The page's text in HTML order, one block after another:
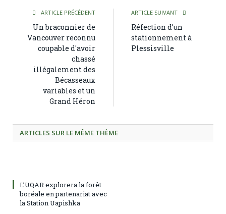
ARTICLE PRÉCÉDENT
Un braconnier de
Vancouver reconnu
coupable d'avoir
chassé
illégalement des
Bécasseaux
variables et un
Grand Héron
ARTICLE SUIVANT
Réfection d’un
stationnement à
Plessisville
ARTICLES SUR LE MÊME THÈME
L’UQAR explorera la forêt
boréale en partenariat avec
la Station Uapishka